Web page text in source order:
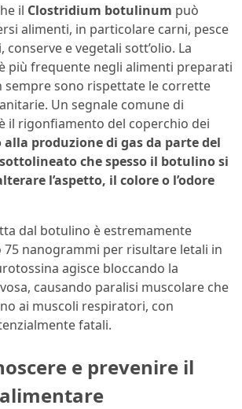
il Clostridium botulinum può
alimenti, in particolare carni, pesce
conserve e vegetali sott’olio. La
più frequente negli alimenti preparati
sempre sono rispettate le corrette
Un segnale comune di
il rigonfiamento del coperchio dei
produzione di gas da parte del
che spesso il botulino si
l’aspetto, il colore o l’odore
dal botulino è estremamente
75 nanogrammi per risultare letali in
agisce bloccando la
causando paralisi muscolare che
ai muscoli respiratori, con
fatali.
e prevenire il